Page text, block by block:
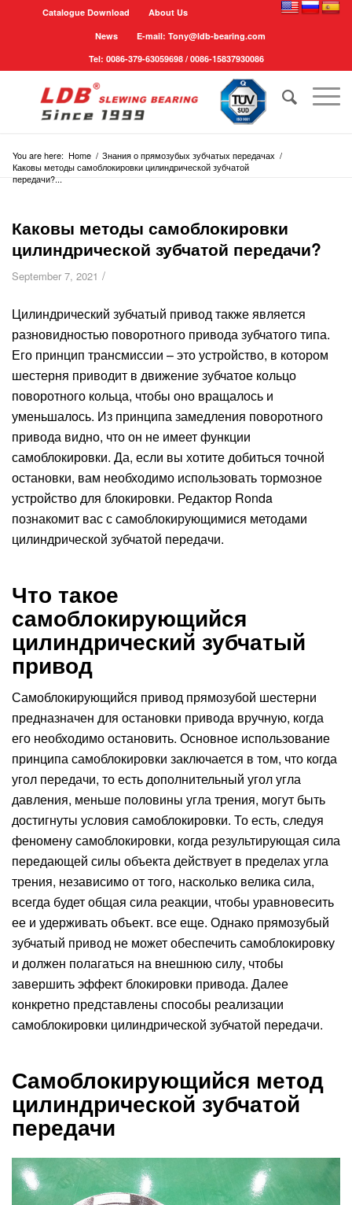
Catalogue Download
About Us
News
E-mail: Tony@ldb-bearing.com
Tel: 0086-379-63059698 / 0086-15837930086
You are here: Home / Знания о прямозубых зубчатых передачах /
Каковы методы самоблокировки цилиндрической зубчатой
передачи?...
Каковы методы самоблокировки
цилиндрической зубчатой передачи?
September 7, 2021 /
Цилиндрический зубчатый привод также является
разновидностью поворотного привода зубчатого типа.
Его принцип трансмиссии – это устройство, в котором
шестерня приводит в движение зубчатое кольцо
поворотного кольца, чтобы оно вращалось и
уменьшалось. Из принципа замедления поворотного
привода видно, что он не имеет функции
самоблокировки. Да, если вы хотите добиться точной
остановки, вам необходимо использовать тормозное
устройство для блокировки. Редактор Ronda
познакомит вас с самоблокирующимися методами
цилиндрической зубчатой передачи.
Что такое
самоблокирующийся
цилиндрический зубчатый
привод
Самоблокирующийся привод прямозубой шестерни
предназначен для остановки привода вручную, когда
его необходимо остановить. Основное использование
принципа самоблокировки заключается в том, что когда
угол передачи, то есть дополнительный угол угла
давления, меньше половины угла трения, могут быть
достигнуты условия самоблокировки. То есть, следуя
феномену самоблокировки, когда результирующая сила
передающей силы объекта действует в пределах угла
трения, независимо от того, насколько велика сила,
всегда будет общая сила реакции, чтобы уравновесить
ее и удерживать объект. все еще. Однако прямозубый
зубчатый привод не может обеспечить самоблокировку
и должен полагаться на внешнюю силу, чтобы
завершить эффект блокировки привода. Далее
конкретно представлены способы реализации
самоблокировки цилиндрической зубчатой передачи.
Самоблокирующийся метод
цилиндрической зубчатой
передачи